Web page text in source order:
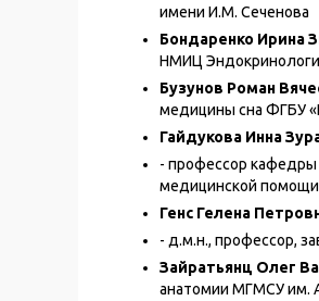
имени И.М. Сеченова
Бондаренко Ирина
НМИЦ
Бузунов Роман
медицины сна ФГБУ
Гайдукова Инна
- профессор кафедры
медицинской
Генс Гелена
- д.м.н., профессор,
Зайратьянц Олег
анатомии МГМСУ им.